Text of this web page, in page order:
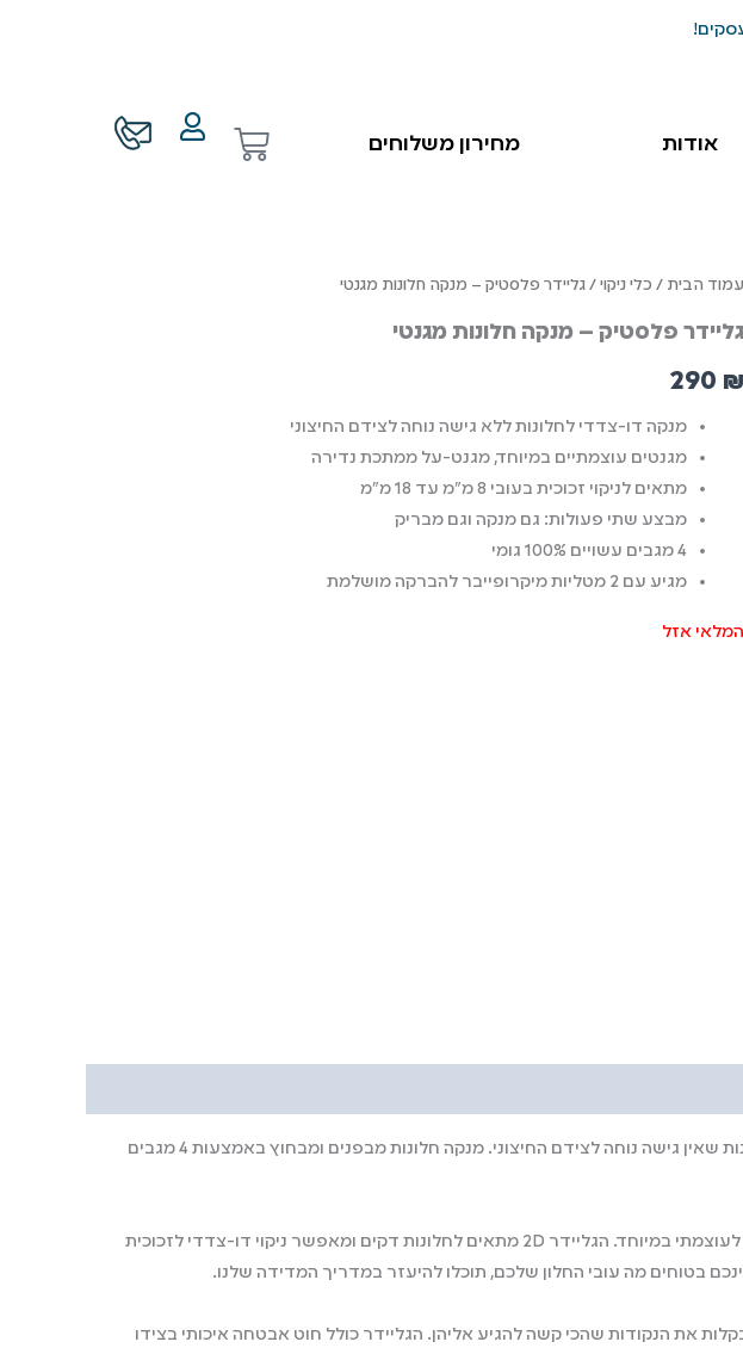
עגלת
אודות מחירון משלוחים
עמוד הבית / כלי ניקוי / גליידר פלסטיק – מנקה חלונות מגנטי
גליידר פלסטיק – מנקה חלונות מגנטי
290 ₪
מנקה דו-צדדי לחלונות ללא גישה נוחה לצידם החיצוני
מגנטים עוצמתיים במיוחד, מגנט-על ממתכת נדירה
מתאים לניקוי זכוכית בעובי 8 מ”מ עד 18 מ”מ
מבצע שתי פעולות: גם מנקה וגם מבריק
4 מגבים עשויים 100% גומי
מגיע עם 2 מטליות מיקרופייבר להברקה מושלמת
המלאי אזל
הגליידר של טירולר מסדרת “רב-מגב” הוא הפיתרון האולטימטיבי לניקוי חלונות שאין גישה נוחה לצידם החיצוני. מנקה חלונות מבפנים ומבחוץ באמצעות 4 מגבים
מגנט-העל של הגליידר 2D עשוי ממתכת נדירה שהופכת אותו לעוצמתי במיוחד. הגליידר 2D מתאים לחלונות דקים ומאפשר ניקוי דו-צדדי לזכוכית
את הנקודות שהכי קשה להגיע אליהן. הגליידר כולל חוט אבטחה איכותי בצידו